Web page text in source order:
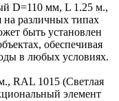
D=110 мм, L 1.25 м.,
на различных типах
быть установлен
обеспечивая
в любых условиях.
RAL 1015 (Светлая
элемент